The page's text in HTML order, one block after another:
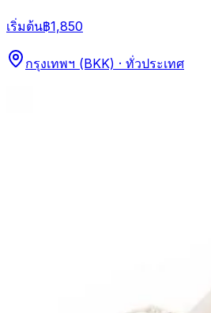
เริ่มต้น฿1,850
กรุงเทพฯ (BKK) · ทั่วประเทศ